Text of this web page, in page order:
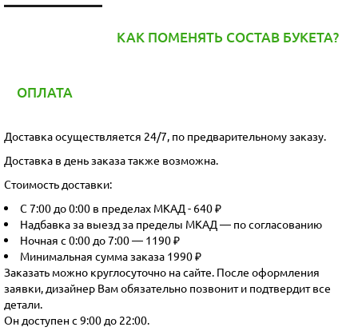
КАК ПОМЕНЯТЬ СОСТАВ БУКЕТА?
ОПЛАТА
Доставка осуществляется 24/7, по предварительному заказу.
Доставка в день заказа также возможна.
Стоимость доставки:
С 7:00 до 0:00 в пределах МКАД - 640 ₽
Надбавка за выезд за пределы МКАД — по согласованию
Ночная с 0:00 до 7:00 — 1190 ₽
Минимальная сумма заказа 1990 ₽
Заказать можно круглосуточно на сайте. После оформления
заявки, дизайнер Вам обязательно позвонит и подтвердит все
детали.
Он доступен с 9:00 до 22:00.